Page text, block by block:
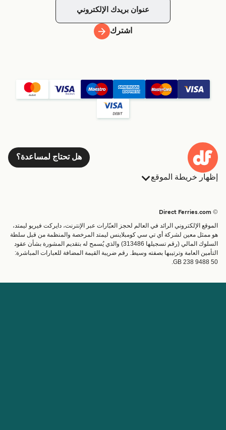
اشترك
هل تحتاج لمساعدة؟
إظهار خريطة الموقع
البلدان
خدمات الزبائن
الباحث عن الرحلات والموانئ
تذاكر العبّارة
العبارات
شحن
عبارة صغيرة
القطار والعبارة
الموقع الإلكتروني الرائد في العالم لحجز العبّارات عبر الإنترنت، دايركت فيريو ليمتد،
هو ممثل معين لشركة أي تي سي كومبلاينس ليمتد المرخصة والمنظمة من قبل سلطة
السلوك المالي (رقم تسجيلها 313486) والذي يُسمح له بتقديم المشورة بشأن عقود
التأمين العامة وترتيبها بصفته وسيط. رقم ضريبة القيمة المضافة للعبارات المباشرة:
GB 238 9488 50.